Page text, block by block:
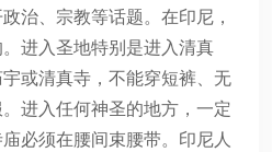
治、宗教等话题。在印尼，
进入圣地特别是进入清真
或清真寺，不能穿短裤、无
进入任何神圣的地方，一定
必须在腰间束腰带。印尼人